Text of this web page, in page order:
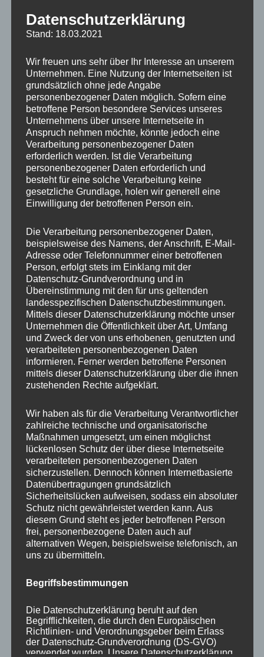
MP Mario Porten
Beratung
Training
Coaching
Impulsvorträge
NEWS ABONNIEREN?
KATEGORIEN
Aktuelle Fakten und Umfragen
Impulse zur persönlichen Reflexion
Naturfoto-Blog
Training und Coaching
Datenschutzerklärung
Stand: 18.03.2021
Wir freuen uns sehr über Ihr Interesse an unserem
Unternehmen. Eine Nutzung der Internetseiten ist
grundsätzlich ohne jede Angabe
personenbezogener Daten möglich. Sofern eine
betroffene Person besondere Services unseres
Unternehmens über unsere Internetseite in
Anspruch nehmen möchte, könnte jedoch eine
Verarbeitung personenbezogener Daten
erforderlich werden. Ist die Verarbeitung
personenbezogener Daten erforderlich und
besteht für eine solche Verarbeitung keine
gesetzliche Grundlage, holen wir generell eine
Einwilligung der betroffenen Person ein.
Die Verarbeitung personenbezogener Daten,
beispielsweise des Namens, der Anschrift, E-Mail-
Adresse oder Telefonnummer einer betroffenen
Person, erfolgt stets im Einklang mit der
Datenschutz-Grundverordnung und in
Übereinstimmung mit den für uns geltenden
landesspezifischen Datenschutzbestimmungen.
Mittels dieser Datenschutzerklärung möchte unser
Unternehmen die Öffentlichkeit über Art, Umfang
und Zweck der von uns erhobenen, genutzten und
verarbeiteten personenbezogenen Daten
informieren. Ferner werden betroffene Personen
mittels dieser Datenschutzerklärung über die ihnen
zustehenden Rechte aufgeklärt.
Wir haben als für die Verarbeitung Verantwortlicher
zahlreiche technische und organisatorische
Maßnahmen umgesetzt, um einen möglichst
lückenlosen Schutz der über diese Internetseite
verarbeiteten personenbezogenen Daten
sicherzustellen. Dennoch können Internetbasierte
Datenübertragungen grundsätzlich
Sicherheitslücken aufweisen, sodass ein absoluter
Schutz nicht gewährleistet werden kann. Aus
diesem Grund steht es jeder betroffenen Person
frei, personenbezogene Daten auch auf
alternativen Wegen, beispielsweise telefonisch, an
uns zu übermitteln.
Begriffsbestimmungen
Die Datenschutzerklärung beruht auf den
Begrifflichkeiten, die durch den Europäischen
Richtlinien- und Verordnungsgeber beim Erlass
der Datenschutz-Grundverordnung (DS-GVO)
verwendet wurden. Unsere Datenschutzerklärung